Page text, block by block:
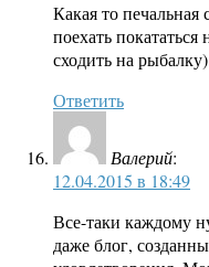
Какая то печальная
поехать
сходить на рыбалку)
Ответить
Валерий:
12.04.2015 в 18:49
Все-таки каждому
даже блог,